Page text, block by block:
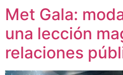
Met Gala:
una lección
relaciones